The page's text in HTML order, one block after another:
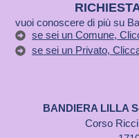
vuoi conoscere di più su
se sei un Comune,
se sei un Privato,
BANDIERA LILLA
Corso